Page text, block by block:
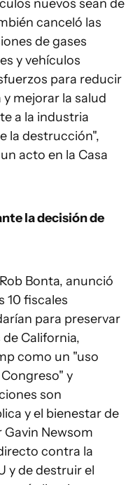
nuevos sean de
canceló las
de gases
y vehículos
para reducir
mejorar la salud
a la industria
la destrucción",
acto en la Casa
la decisión de
Bonta, anunció
10 fiscales
para preservar
California,
como un "uso
y
son
y el bienestar de
Newsom
contra la
y de destruir el